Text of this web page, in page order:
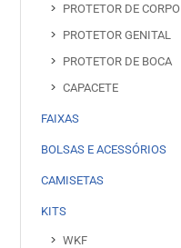
PROTETOR DE CORPO
PROTETOR GENITAL
PROTETOR DE BOCA
CAPACETE
FAIXAS
BOLSAS E ACESSÓRIOS
CAMISETAS
KITS
WKF